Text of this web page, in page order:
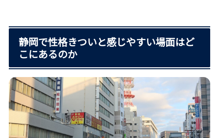
静岡で性格きついと感じやすい場面はど
こにあるのか